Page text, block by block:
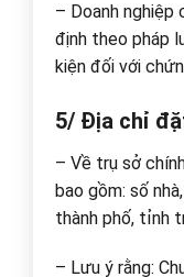
– Doanh nghiệp
định theo pháp
kiện đối với
5/ Địa chỉ
– Về trụ sở
bao gồm: số
thành phố, tỉnh
– Lưu ý rằng: